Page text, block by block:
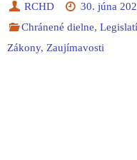
RCHD
30. júna
Chránené dielne,
Zákony, Zaujímavosti